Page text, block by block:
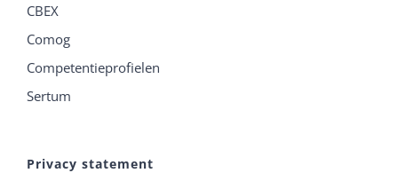
CBEX
Comog
Competentieprofielen
Sertum
Privacy statement